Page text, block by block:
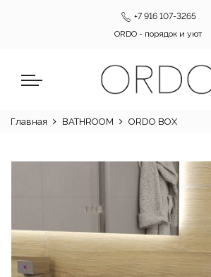
+7 916 107-3265
ORDO - порядок и уют
Главная BATHROOM ORDO BOX